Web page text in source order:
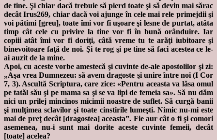
de tine. Şi chiar dacă trebuie să pierd toate şi să devin mai sărac
decât Irus269, chiar dacă voi ajunge în cele mai rele primejdii şi
voi pătimi [greu], toate îmi vor fi uşoare şi lesne de purtat, atâta
timp cât cele cu privire la tine vor fi în bună orânduire. Iar
copiii atât îmi vor fi doriţi, câtă vreme tu te arăţi iubitoare şi
binevoitoare faţă de noi. Şi te rog şi pe tine să faci acestea ce le-
ai auzit de la mine.
Apoi, cu aceste vorbe amestecă şi cuvinte de-ale apostolilor şi zi:
„Aşa vrea Dumnezeu: să avem dragoste şi unire între noi (I Cor
7, 3). Ascultă Scriptura, care zice: «Pentru aceasta va lăsa omul
pe tatăl său şi pe mama sa şi se va lipi de femeia sa». Să nu dăm
nici un prilej mincinos micimii noastre de suflet. Să curgă banii
şi mulţimea sclavilor şi toate cinstirile lumeşti. Nimic nu-mi este
mai de preţ decât [dragostea] aceasta”. Fie aur cât o fi şi comori
asemenea, nu-i sunt mai dorite aceste cuvinte femeii, decât
[toate] acelea?